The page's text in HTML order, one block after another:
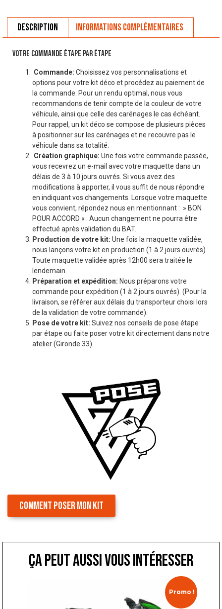
Description Informations complémentaires
VOTRE COMMANDE ÉTAPE PAR ÉTAPE
Commande: Choisissez vos personnalisations et
options pour votre kit déco et procédez au paiement de
la commande. Pour un rendu optimal, nous vous
recommandons de tenir compte de la couleur de votre
véhicule, ainsi que celle des carénages le cas échéant.
Pour rappel, un kit déco se compose de plusieurs pièces
à positionner sur les carénages et ne recouvre pas le
véhicule dans sa totalité.
Création graphique: Une fois votre commande passée,
vous recevrez un e-mail avec votre maquette dans un
délais de 3 à 10 jours ouvrés. Si vous avez des
modifications à apporter, il vous suffit de nous répondre
en indiquant vos changements. Lorsque votre maquette
vous convient, répondez nous en mentionnant : » BON
POUR ACCORD « . Aucun changement ne pourra être
effectué après validation du BAT.
Production de votre kit: Une fois la maquette validée,
nous lançons votre kit en production (1 à 2 jours ouvrés).
Toute maquette validée après 12h00 sera traitée le
lendemain.
Préparation et expédition: Nous préparons votre
commande pour expédition (1 à 2 jours ouvrés). (Pour la
livraison, se référer aux délais du transporteur choisi lors
de la validation de votre commande).
Pose de votre kit: Suivez nos conseils de pose étape
par étape ou faite poser votre kit directement dans notre
atelier (Gironde 33).
COMMENT POSER MON KIT
ça peut aussi vous intéresser
Promo !